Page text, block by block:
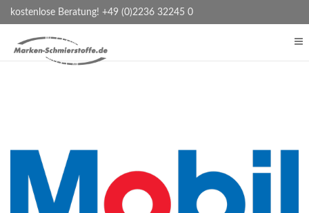
kostenlose Beratung! +49 (0)2236 32245 0